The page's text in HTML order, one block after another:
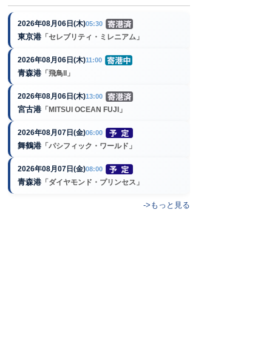
2026年08月06日(木)05:30
東京港 「セレブリティ・ミレニアム」
2026年08月06日(木)11:00
青森港 「飛鳥II」
2026年08月06日(木)13:00
宮古港 「MITSUI OCEAN FUJI」
2026年08月07日(金)06:00
舞鶴港 「パシフィック・ワールド」
2026年08月07日(金)08:00
青森港 「ダイヤモンド・プリンセス」
->もっと見る